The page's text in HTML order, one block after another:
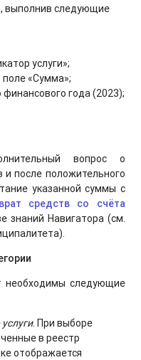
выполнив следующие
услуги»;
поле «Сумма»;
года (2023);
вопрос о
и после положительного
указанной суммы с
средств со счёта
знаний Навигатора (см.
необходимы следующие
. При выборе
в реестр
отображается